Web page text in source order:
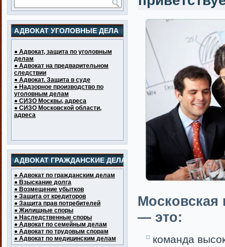
АДВОКАТ УГОЛОВНЫЕ ДЕЛА
● Адвокат, защита по уголовным
делам
● Адвокат на предварительном
следствии
● Адвокат. Защита в суде
● Надзорное производство по
уголовным делам
● СИЗО Москвы, адреса
● СИЗО Московской области,
адреса
АДВОКАТ ГРАЖДАНСКИЕ ДЕЛА
● Адвокат по гражданским делам
● Взыскание долга
● Возмещение убытков
● Защита от кредиторов
● Защита прав потребителей
● Жилищные споры
● Наследственные споры
● Адвокат по семейным делам
● Адвокат по трудовым спорам
● Адвокат по медицинским делам
Московская
— это:
команда